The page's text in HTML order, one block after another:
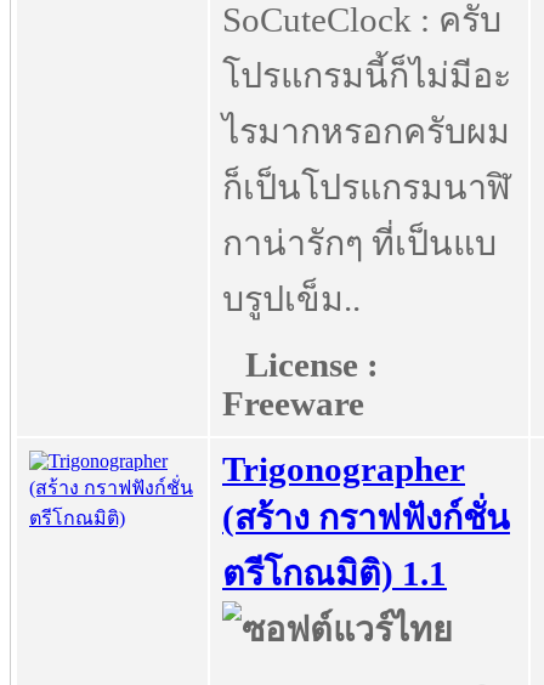
SoCuteClock : ครับ
โปรแกรมนี้ก็ไม่มีอะ
ไรมากหรอกครับผม
ก็เป็นโปรแกรมนาฬิ
กาน่ารักๆ ที่เป็นแบ
บรูปเข็ม..
License :
Freeware
Trigonographer
(สร้าง กราฟฟังก์ชั่น
ตรีโกณมิติ) 1.1